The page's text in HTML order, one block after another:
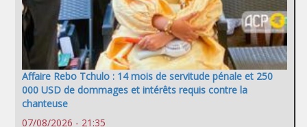
Affaire Rebo Tchulo : 14 mois de servitude pénale et 250
000 USD de dommages et intérêts requis contre la
chanteuse
07/08/2026 - 21:35